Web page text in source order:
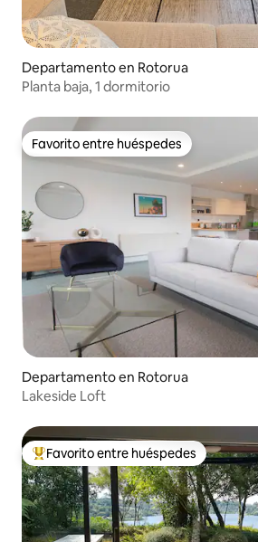
Departamento en Rotorua
Planta baja, 1 dormitorio
Favorito entre huéspedes
Favorito entre huéspedes
Departamento en Rotorua
Lakeside Loft
Favorito entre los huéspedes más
Favorito entre huéspedes